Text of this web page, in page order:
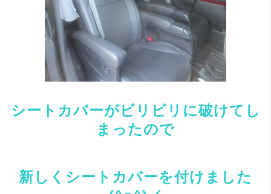
シートカバーがビリビリに破けてし
まったので
新しくシートカバーを付けました